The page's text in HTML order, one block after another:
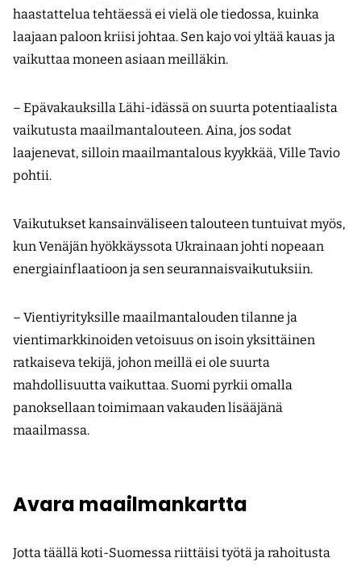
haastattelua tehtäessä ei vielä ole tiedossa, kuinka
laajaan paloon kriisi johtaa. Sen kajo voi yltää kauas ja
vaikuttaa moneen asiaan meilläkin.
– Epävakauksilla Lähi-idässä on suurta potentiaalista
vaikutusta maailmantalouteen. Aina, jos sodat
laajenevat, silloin maailmantalous kyykkää, Ville Tavio
pohtii.
Vaikutukset kansainväliseen talouteen tuntuivat myös,
kun Venäjän hyökkäyssota Ukrainaan johti nopeaan
energiainflaatioon ja sen seurannaisvaikutuksiin.
– Vientiyrityksille maailmantalouden tilanne ja
vientimarkkinoiden vetoisuus on isoin yksittäinen
ratkaiseva tekijä, johon meillä ei ole suurta
mahdollisuutta vaikuttaa. Suomi pyrkii omalla
panoksellaan toimimaan vakauden lisääjänä
maailmassa.
Avara maailmankartta
Jotta täällä koti-Suomessa riittäisi työtä ja rahoitusta